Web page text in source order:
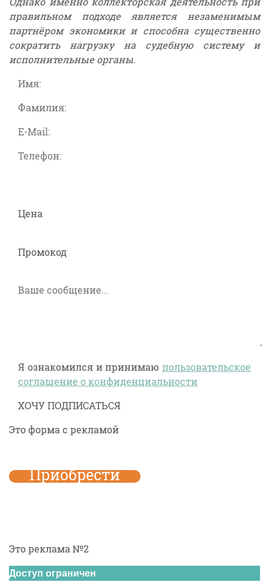
правильном подходе является незаменимым
партнёром экономики и способна существенно
сократить нагрузку на судебную систему и
исполнительные органы.
Цена
Промокод
Я ознакомился и принимаю пользовательское
соглашение о конфиденциальности
Это форма с рекламой
Приобрести
Это реклама №2
Доступ ограничен